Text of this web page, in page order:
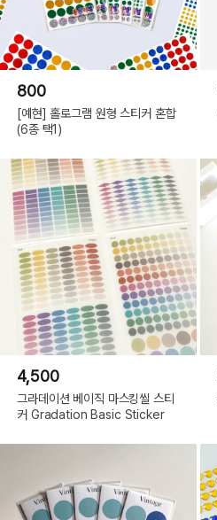
800
[예현] 홀로그램 원형 스티커 혼합
(6종 택1)
4,500
그라데이션 베이직 마스킹씰 스티
커 Gradation Basic Sticker